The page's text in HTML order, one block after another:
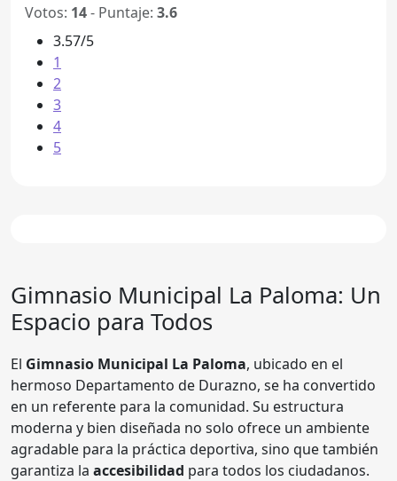
Votos: 14- Puntaje: 3.6
3.57/5
1
2
3
4
5
Gimnasio Municipal La Paloma: Un
Espacio para Todos
El Gimnasio Municipal La Paloma, ubicado en el
hermoso Departamento de Durazno, se ha convertido
en un referente para la comunidad. Su estructura
moderna y bien diseñada no solo ofrece un ambiente
agradable para la práctica deportiva, sino que también
garantiza la accesibilidad para todos los ciudadanos.